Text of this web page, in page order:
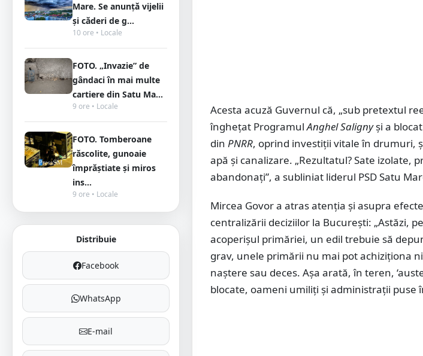
Mare. Se anunță vijelii
și căderi de g...
10 ore • Locale
FOTO. „Invazie” de
gândaci în mai multe
cartiere din Satu Ma...
9 ore • Locale
FOTO. Tomberoane
răscolite, gunoaie
împrăștiate și miros
ins...
9 ore • Locale
Distribuie
Facebook
WhatsApp
E-mail
Acesta acuză Guvernul că, „sub pretextul
înghețat ProgramulAnghel Salignyși a
din PNRR, oprind investiții vitale în drumuri,
apă și canalizare. „Rezultatul? Sate izolate,
abandonați”, a subliniat liderul PSD Satu
Mircea Govor a atras atenția și asupra
centralizării deciziilor la București: „Astăzi,
acoperișul primăriei, un edil trebuie să
grav, unele primării nu mai pot achiziționa
naștere sau deces. Așa arată, în teren,
blocate, oameni umiliți și administrații puse